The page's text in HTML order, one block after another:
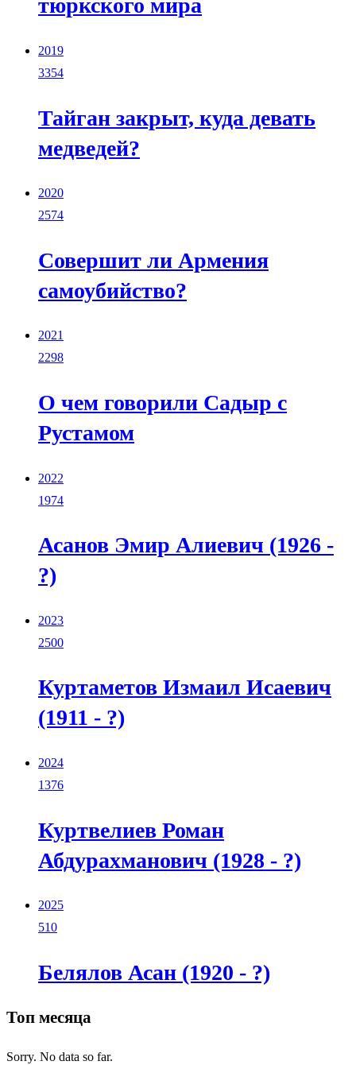
тюркского мира
2019
3354
Тайган закрыт, куда девать
медведей?
2020
2574
Совершит ли Армения
самоубийство?
2021
2298
О чем говорили Cадыр с
Рустамом
2022
1974
Асанов Эмир Алиевич (1926 -
?)
2023
2500
Куртаметов Измаил Исаевич
(1911 - ?)
2024
1376
Куртвелиев Роман
Абдурахманович (1928 - ?)
2025
510
Белялов Асан (1920 - ?)
Топ месяца
Sorry. No data so far.